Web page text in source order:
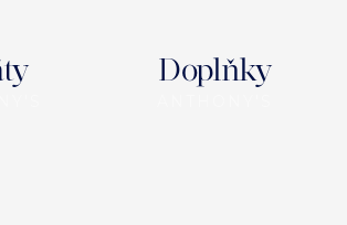
Doplňky